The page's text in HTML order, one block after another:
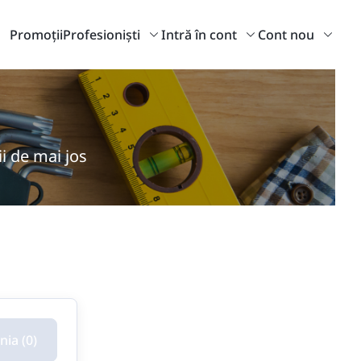
PromoțiiProfesioniști Intră în cont Cont nou
de mai jos
(0)